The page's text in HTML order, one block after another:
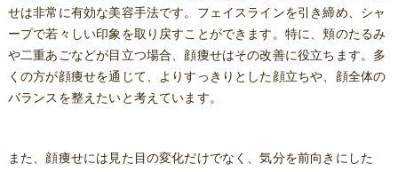
せは非常に有効な美容手法です。フェイスラインを引き締め、シャ
ープで若々しい印象を取り戻すことができます。特に、頬のたるみ
や二重あごなどが目立つ場合、顔痩せはその改善に役立ちます。多
くの方が顔痩せを通じて、よりすっきりとした顔立ちや、顔全体の
バランスを整えたいと考えています。
また、顔痩せには見た目の変化だけでなく、気分を前向きにした